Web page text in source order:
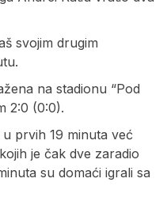
svojim drugim
na stadionu “Pod
2:0 (0:0).
prvih 19 minuta već
je čak dve zaradio
su domaći igrali sa